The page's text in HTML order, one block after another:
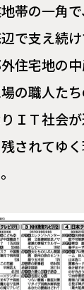
帯の一角
で支え続け
住宅地の
の職人た
ＩＴ社会
されてゆ